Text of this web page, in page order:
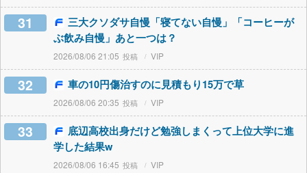
31
三大クソダサ自慢「寝てない自慢」「コーヒーが
ぶ飲み自慢」あと一つは？
2026/08/06 21:05 VIP
32 車の10円傷治すのに見積もり15万で草
2026/08/06 20:35 VIP
33
底辺高校出身だけど勉強しまくって上位大学に進
学した結果w
2026/08/06 16:45 VIP